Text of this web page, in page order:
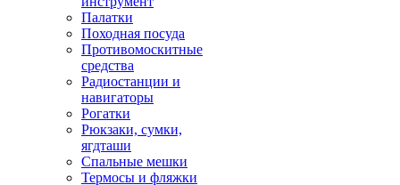
Палатки
Походная посуда
Противомоскитные
средства
Радиостанции и
навигаторы
Рогатки
Рюкзаки, сумки,
ягдташи
Спальные мешки
Термосы и фляжки